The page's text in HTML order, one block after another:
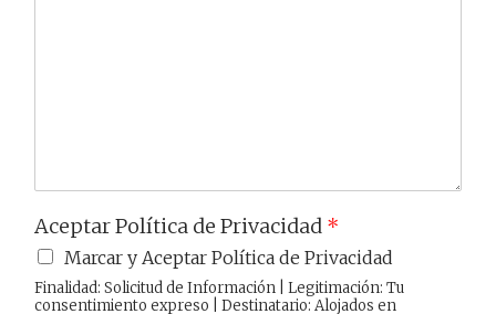
Aceptar Política de Privacidad *
Marcar y Aceptar Política de Privacidad
Finalidad: Solicitud de Información | Legitimación: Tu
consentimiento expreso | Destinatario: Alojados en